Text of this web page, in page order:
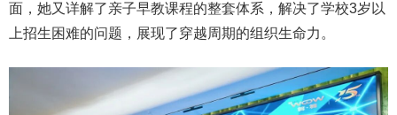
面，她又详解了亲子早教课程的整套体系，解决了学校3岁以
上招生困难的问题，展现了穿越周期的组织生命力。